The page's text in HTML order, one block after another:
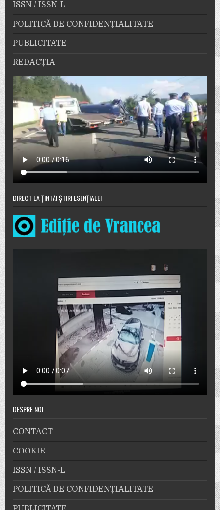
ISSN / ISSN-L
POLITICĂ DE CONFIDENȚIALITATE
PUBLICITATE
REDACȚIA
DIRECT LA ȚINTĂ! ȘTIRI ESENȚIALE!
DESPRE NOI
CONTACT
COOKIE
ISSN / ISSN-L
POLITICĂ DE CONFIDENȚIALITATE